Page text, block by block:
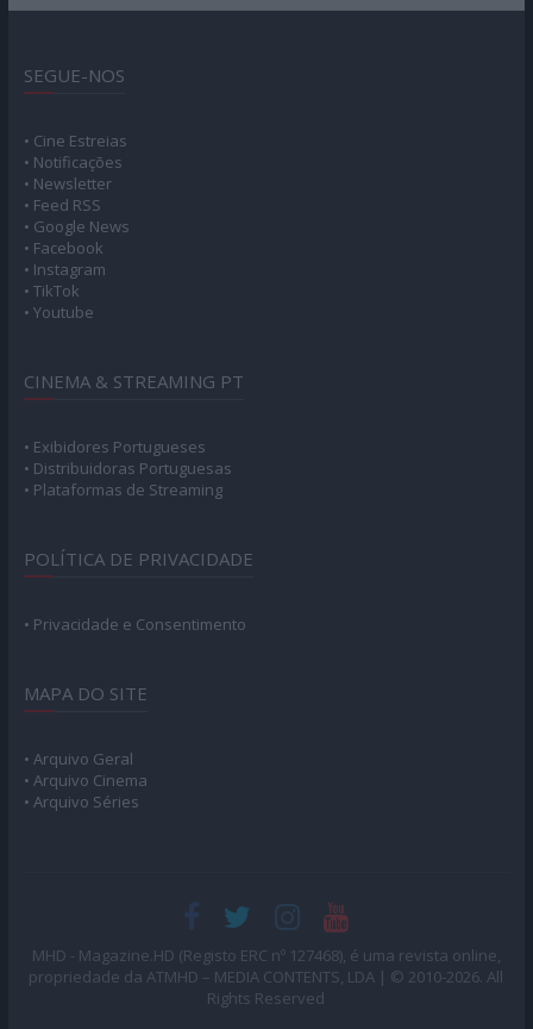
SEGUE-NOS
• Cine Estreias
• Notificações
• Newsletter
• Feed RSS
• Google News
• Facebook
• Instagram
• TikTok
• Youtube
CINEMA & STREAMING PT
• Exibidores Portugueses
• Distribuidoras Portuguesas
• Plataformas de Streaming
POLÍTICA DE PRIVACIDADE
• Privacidade e Consentimento
MAPA DO SITE
• Arquivo Geral
• Arquivo Cinema
• Arquivo Séries
MHD - Magazine.HD (Registo ERC nº 127468), é uma revista online,
propriedade da ATMHD – MEDIA CONTENTS, LDA | © 2010-2026. All
Rights Reserved